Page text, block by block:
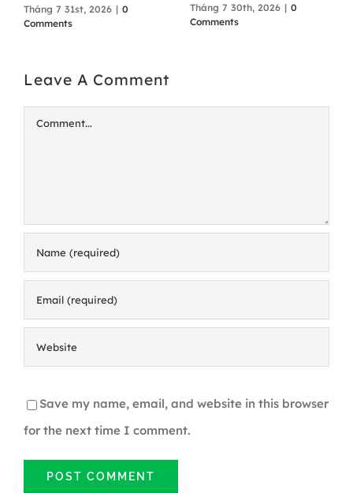
Tháng 7 31st, 2026 | 0
Comments
Tháng 7 30th, 2026 | 0
Comments
Leave A Comment
Comment
Save my name, email, and website in this browser
for the next time I comment.